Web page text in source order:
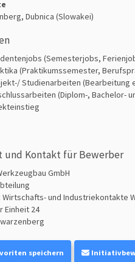
Dubnica (Slowakei)
(Semesterjobs,
(Praktikumssemester,
Studienarbeiten (Bearbeitung
(Diplom-, Bachelor-
und Kontakt für Bewerber
GmbH
Wirtschafts- und Industriekontakte
Einheit 24
speichern